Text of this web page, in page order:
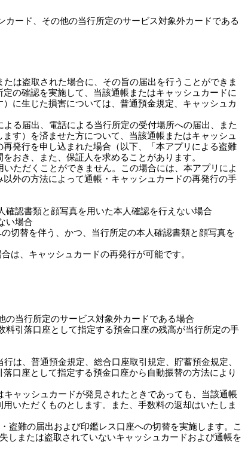
ード、その他の当行所定のサービス対象外カードである
は盗取された場合に、その旨の届出を行うことができま
の確認を実施して、当該通帳またはキャッシュカードに
に生じた損害については、普通預金規定、キャッシュカ
る届出、電話による当行所定の受付場所への届出、また
す）を済ませた方について、当該通帳またはキャッシュ
発行を申し込まれた場合（以下、「本アプリによる盗難
おき、また、保証人を求めることがあります。
ただくことができません。この場合には、本アプリによ
外の方法によって通帳・キャッシュカードの再発行の手
認書類と顔写真を用いた本人確認を行えない場合
い場合
切替を伴う、かつ、当行所定の本人確認書類と顔写真を
は、キャッシュカードの再発行が可能です。
当行所定のサービス対象外カードである場合
引落口座として指定する預金口座の残高が当行所定の手
は、普通預金規定、総合口座取引規定、貯蓄預金規定、
口座として指定する預金口座から自動振替の方法により
ャッシュカードが発見されたときであっても、当該通帳
いただくものとします。また、手数料の返却はいたしま
盗難の届出および印鑑レス口座への切替を実施します。こ
しまたは盗取されていないキャッシュカードおよび通帳を